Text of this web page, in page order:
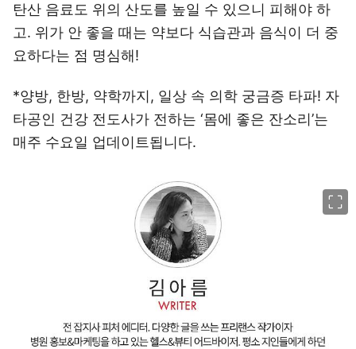
탄산 음료도 위의 산도를 높일 수 있으니 피해야 하
고. 위가 안 좋을 때는 약보다 식습관과 음식이 더 중
요하다는 점 명심해!
*양방, 한방, 약학까지, 일상 속 의학 궁금증 타파! 자
타공인 건강 전도사가 전하는 ‘몸에 좋은 잔소리’는
매주 수요일 업데이트됩니다.